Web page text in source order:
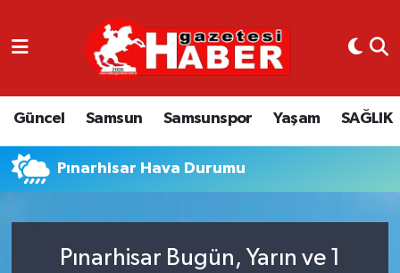
Güncel Samsun Samsunspor Yaşam SAĞLIK
Pınarhisar Hava Durumu
Pınarhisar Bugün, Yarın ve 1
GÜNCEL
SAMSUN
YAŞAM